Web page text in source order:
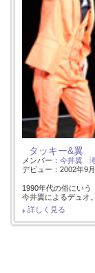
タッキー&翼
メンバー： 今井翼
デビュー：2002年9
1990年代の俗にいう
今井翼によるデュオ。
詳しく見る